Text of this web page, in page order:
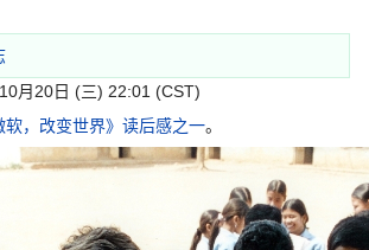
月20日 (三) 22:01 (CST)
软，改变世界》读后感之一。